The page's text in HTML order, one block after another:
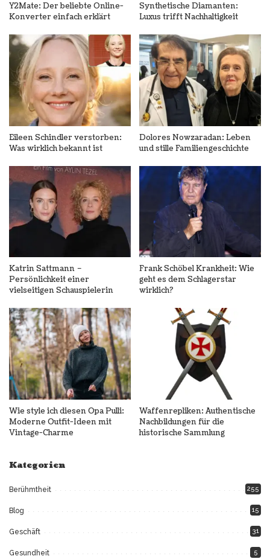
Y2Mate: Der beliebte Online-
Konverter einfach erklärt
Synthetische Diamanten:
Luxus trifft Nachhaltigkeit
Eileen Schindler verstorben:
Was wirklich bekannt ist
Dolores Nowzaradan: Leben
und stille Familiengeschichte
Katrin Sattmann –
Persönlichkeit einer
vielseitigen Schauspielerin
Frank Schöbel Krankheit: Wie
geht es dem Schlagerstar
wirklich?
Wie style ich diesen Opa Pulli:
Moderne Outfit-Ideen mit
Vintage-Charme
Waffenrepliken: Authentische
Nachbildungen für die
historische Sammlung
Kategorien
Berühmtheit 255
Blog 15
Geschäft 31
Gesundheit 5